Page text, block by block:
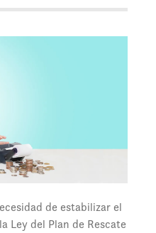
de estabilizar el
Ley del Plan de Rescate